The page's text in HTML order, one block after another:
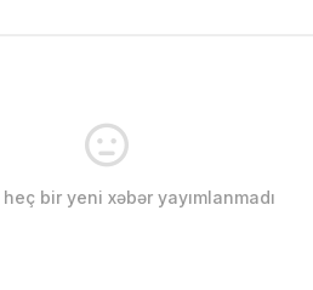
bir yeni xəbər yayımlanmadı